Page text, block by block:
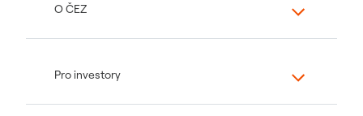
O ČEZ
Pro investory